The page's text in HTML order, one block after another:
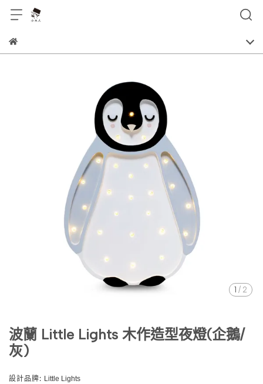
1 / 2
波蘭 Little Lights 木作造型夜燈(企鵝/
灰)
設計品牌: Little Lights